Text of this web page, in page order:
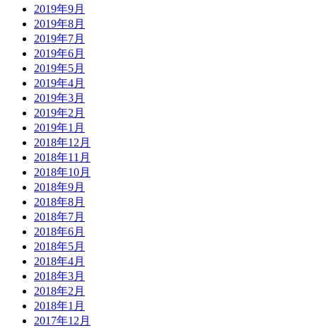
2019年9月
2019年8月
2019年7月
2019年6月
2019年5月
2019年4月
2019年3月
2019年2月
2019年1月
2018年12月
2018年11月
2018年10月
2018年9月
2018年8月
2018年7月
2018年6月
2018年5月
2018年4月
2018年3月
2018年2月
2018年1月
2017年12月